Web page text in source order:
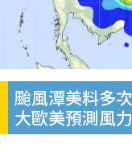
颱風潭美料多
大歐美預測風